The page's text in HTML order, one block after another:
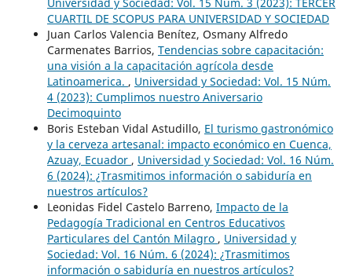
CUARTIL DE SCOPUS PARA UNIVERSIDAD Y SOCIEDAD
Juan Carlos Valencia Benítez, Osmany Alfredo
Carmenates Barrios, Tendencias sobre capacitación:
una visión a la capacitación agrícola desde
Latinoamerica. , Universidad y Sociedad: Vol. 15 Núm.
4 (2023): Cumplimos nuestro Aniversario
Decimoquinto
Boris Esteban Vidal Astudillo, El turismo gastronómico
y la cerveza artesanal: impacto económico en Cuenca,
Azuay, Ecuador , Universidad y Sociedad: Vol. 16 Núm.
6 (2024): ¿Trasmitimos información o sabiduría en
nuestros artículos?
Leonidas Fidel Castelo Barreno, Impacto de la
Pedagogía Tradicional en Centros Educativos
Particulares del Cantón Milagro , Universidad y
Sociedad: Vol. 16 Núm. 6 (2024): ¿Trasmitimos
información o sabiduría en nuestros artículos?